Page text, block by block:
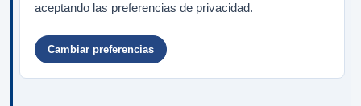
aceptando las preferencias de privacidad.
Cambiar preferencias